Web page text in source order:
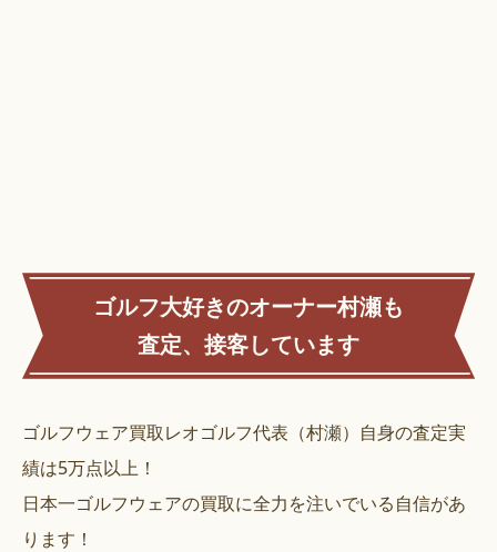
ゴルフ大好きのオーナー村瀬も
査定、接客しています
ゴルフウェア買取レオゴルフ代表（村瀬）自身の査定実
績は5万点以上！
日本一ゴルフウェアの買取に全力を注いでいる自信があ
ります！